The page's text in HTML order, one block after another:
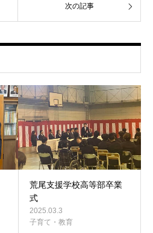
次の記事
荒尾支援学校高等部卒業
式
2025.03.3
子育て・教育